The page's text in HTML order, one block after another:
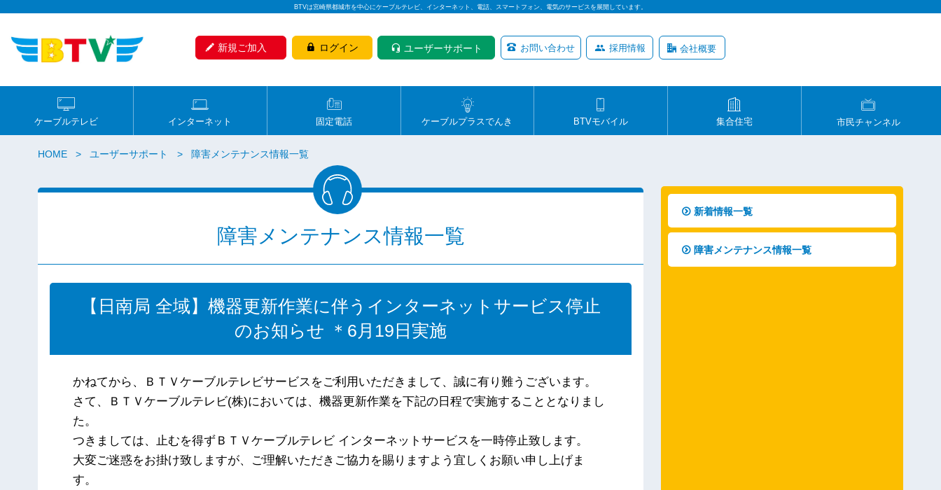
BTVは宮崎県都城市を中心にケーブルテレビ、インターネット、電話、スマートフォン、電気のサービスを展開しています。
新規ご加入 ログイン ユーザーサポート お問い合わせ 採用情報 会社概要
ケーブルテレビ インターネット 固定電話 ケーブルプラスでんき BTVモバイル 集合住宅 市民チャンネル
HOME ユーザーサポート 障害メンテナンス情報一覧
障害メンテナンス情報一覧
【日南局 全域】機器更新作業に伴うインターネットサービス停止
のお知らせ ＊6月19日実施
かねてから、ＢＴＶケーブルテレビサービスをご利用いただきまして、誠に有り難うございます。
さて、ＢＴＶケーブルテレビ(株)においては、機器更新作業を下記の日程で実施することとなりまし
た。
つきましては、止むを得ずＢＴＶケーブルテレビ インターネットサービスを一時停止致します。
大変ご迷惑をお掛け致しますが、ご理解いただきご協力を賜りますよう宜しくお願い申し上げま
す。
新着情報一覧
障害メンテナンス情報一覧